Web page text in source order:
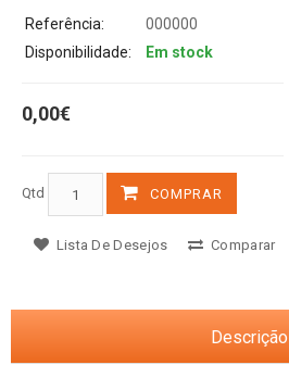
Referência:
000000
Disponibilidade:
Em stock
0,00€
Qtd COMPRAR
Lista De Desejos Comparar
Descrição